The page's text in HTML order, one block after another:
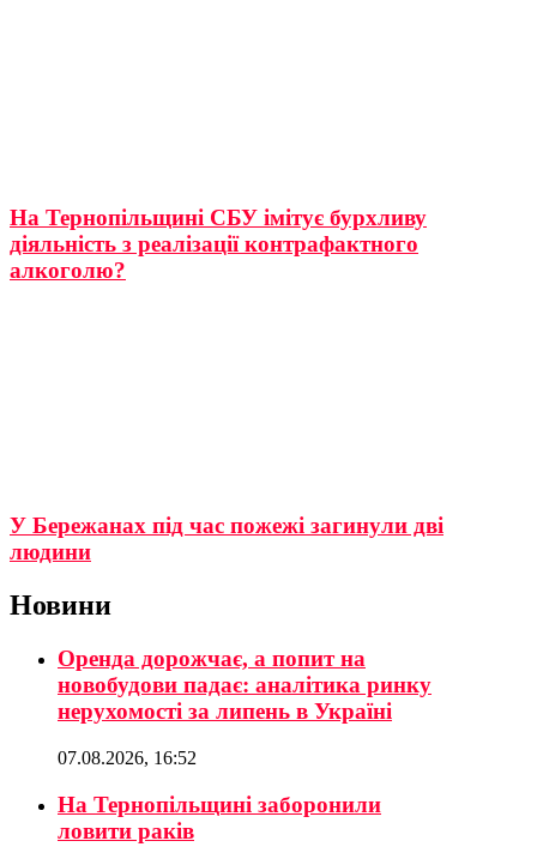
На Тернопільщині СБУ імітує бурхливу
діяльність з реалізації контрафактного
алкоголю?
У Бережанах під час пожежі загинули дві
людини
Новини
Оренда дорожчає, а попит на
новобудови падає: аналітика ринку
нерухомості за липень в Україні
07.08.2026, 16:52
На Тернопільщині заборонили
ловити раків